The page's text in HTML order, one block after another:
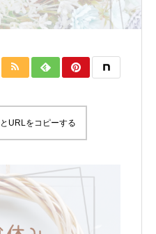
URLをコピーする